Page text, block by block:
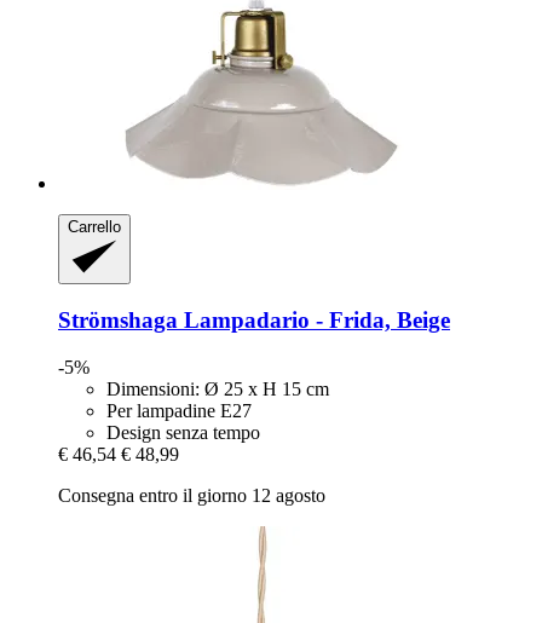
Carrello
Strömshaga Lampadario -​ Frida, Beige
-5%
Dimensioni: Ø 25 x H 15 cm
Per lampadine E27
Design senza tempo
€ 46,54 € 48,99
Consegna entro il giorno 12 agosto